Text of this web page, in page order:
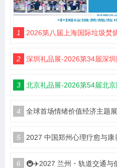
1 2026第八届上海国际垃圾焚
2 深圳礼品展-2026第34届深
3 北京礼品展-2026第54届北京国
4 全球首场情绪价值经济主题展，
5 2027 中国郑州心理疗愈与康
6 🚇✈️2027 兰州・轨道交通与